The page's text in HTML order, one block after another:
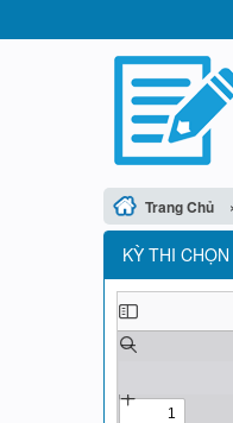
Trang Chủ ›
KỲ THI